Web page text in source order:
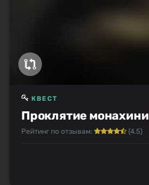
Проклятие монахини
КВЕСТ
Рейтинг по отзывам: (4.5)